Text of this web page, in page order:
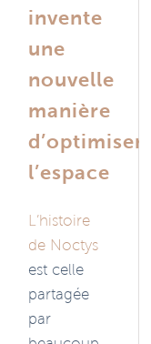
invente
une
nouvelle
manière
d’optimiser
l’espace
L’histoire
de Noctys
est celle
partagée
par